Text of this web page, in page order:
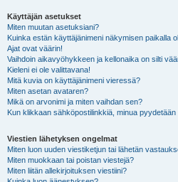
Käyttäjän asetukset
Miten muutan asetuksiani?
Kuinka estän käyttäjänimeni näkymisen paikalla
Ajat ovat väärin!
Vaihdoin aikavyöhykkeen ja kellonaika on silti
Kieleni ei ole valittavana!
Mitä kuvia on käyttäjänimeni vieressä?
Miten asetan avataren?
Mikä on arvonimi ja miten vaihdan sen?
Kun klikkaan sähköpostilinkkiä, minua pyydetään
Viestien lähetyksen ongelmat
Miten luon uuden viestiketjun tai lähetän
Miten muokkaan tai poistan viestejä?
Miten liitän allekirjoituksen viestiini?